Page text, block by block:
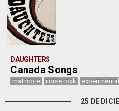
DAUGHTERS
Canada Songs
mathcore noise rock experimental
25 DE